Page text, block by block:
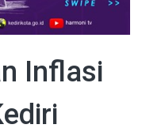
Inflasi